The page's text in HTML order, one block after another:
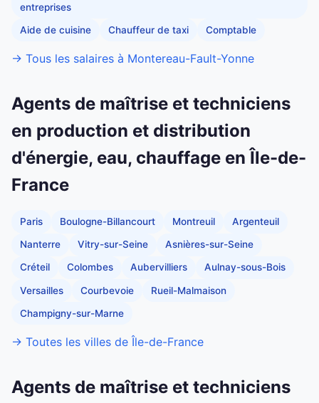
entreprises
Aide de cuisine Chauffeur de taxi Comptable
→ Tous les salaires à Montereau-Fault-Yonne
Agents de maîtrise et techniciens
en production et distribution
d'énergie, eau, chauffage en Île-de-
France
Paris Boulogne-Billancourt Montreuil Argenteuil
Nanterre Vitry-sur-Seine Asnières-sur-Seine
Créteil Colombes Aubervilliers Aulnay-sous-Bois
Versailles Courbevoie Rueil-Malmaison
Champigny-sur-Marne
→ Toutes les villes de Île-de-France
Agents de maîtrise et techniciens